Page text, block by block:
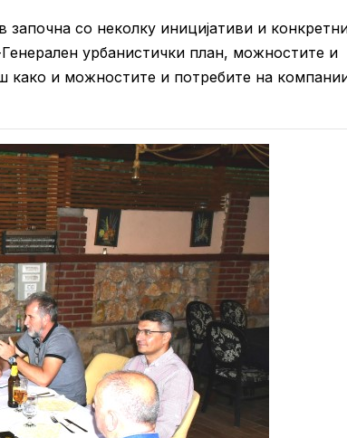
со неколку иницијативи и
урбанистички план, можностите и
и можностите и потребите на